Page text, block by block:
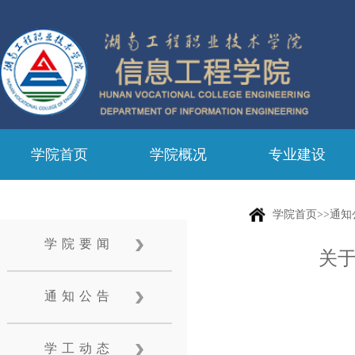
学院首页 学院概况 专业建设
学院要闻
通知公告
学工动态
学院首页>>通知
关